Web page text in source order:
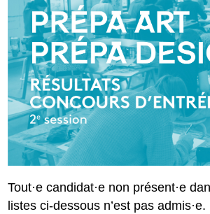
Tout·e candidat·e non présent·e
listes ci-dessous n’est pas admis·e.